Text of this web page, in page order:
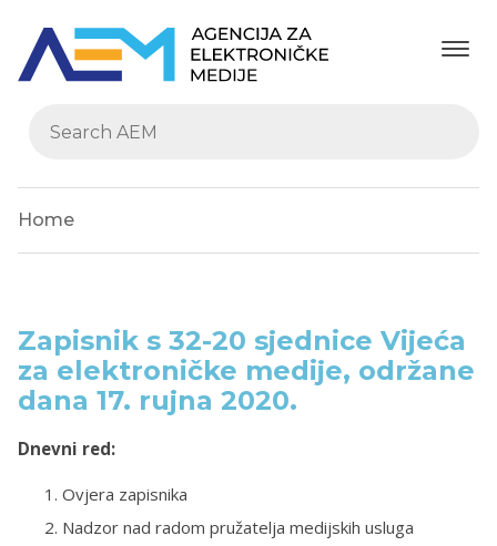
Home
Zapisnik s 32-20 sjednice Vijeća
za elektroničke medije, održane
dana 17. rujna 2020.
Dnevni red:
Ovjera zapisnika
Nadzor nad radom pružatelja medijskih usluga